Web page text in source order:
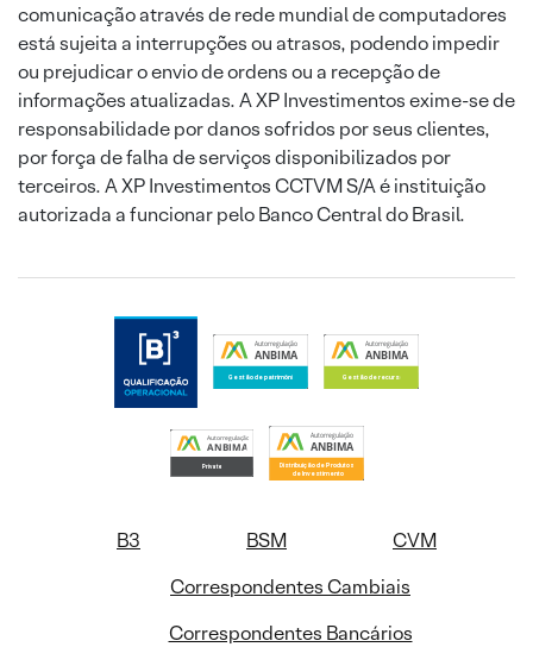
comunicação através de rede mundial de computadores
está sujeita a interrupções ou atrasos, podendo impedir
ou prejudicar o envio de ordens ou a recepção de
informações atualizadas. A XP Investimentos exime-se de
responsabilidade por danos sofridos por seus clientes,
por força de falha de serviços disponibilizados por
terceiros. A XP Investimentos CCTVM S/A é instituição
autorizada a funcionar pelo Banco Central do Brasil.
B3 BSM
CVM
Correspondentes Cambiais
Correspondentes Bancários